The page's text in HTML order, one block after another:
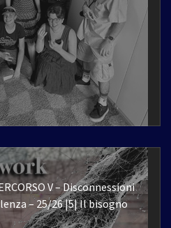
V – Disconnessioni
– 25/26 |5| Il bisogno